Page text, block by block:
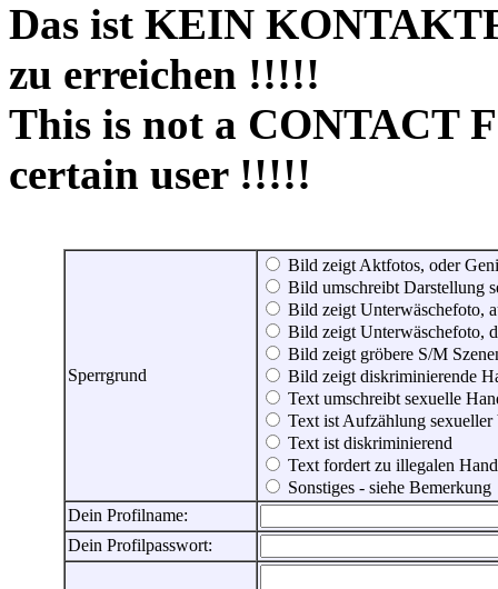
Das ist KEIN
zu erreichen !!!!!
This is not a CONTACT
certain user !!!!!
Sperrgrund
Bild zeigt Aktfotos, oder
Bild umschreibt Darstellung
Bild zeigt Unterwäschefoto,
Bild zeigt Unterwäschefoto,
Bild zeigt gröbere S/M
Bild zeigt diskriminierende
Text umschreibt sexuelle
Text ist Aufzählung sexueller
Text ist diskriminierend
Text fordert zu illegalen
Sonstiges - siehe Bemerkung
Dein Profilname:
Dein Profilpasswort: